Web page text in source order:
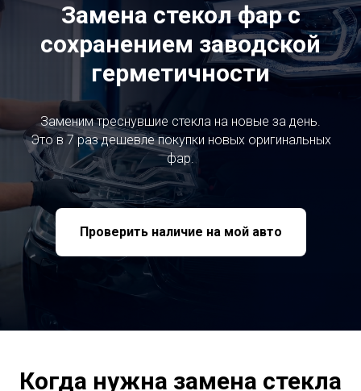
Замена стекол фар с
сохранением заводской
герметичности
Заменим треснувшие стекла на новые за день.
Это в 7 раз дешевле покупки новых оригинальных
фар.
Проверить наличие на мой авто
Когда нужна замена стекла